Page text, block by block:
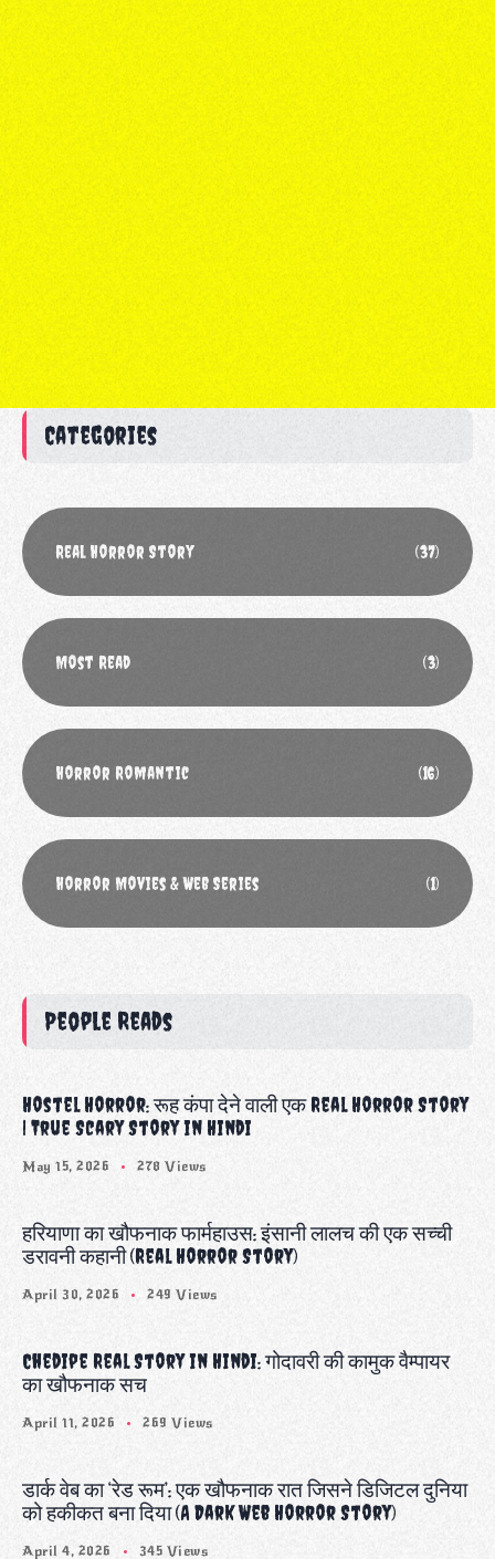
Categories
Real Horror Story (37)
Most Read (3)
Horror Romantic (16)
Horror Movies & Web Series (1)
People Reads
Hostel Horror: रूह कंपा देने वाली एक Real Horror Story
| True Scary Story in Hindi
May 15, 2026 278 Views
हरियाणा का खौफनाक फार्महाउस: इंसानी लालच की एक सच्ची
डरावनी कहानी (Real Horror Story)
April 30, 2026 249 Views
Chedipe Real Story in Hindi: गोदावरी की कामुक वैम्पायर
का खौफनाक सच
April 11, 2026 269 Views
डार्क वेब का ‘रेड रूम’: एक खौफनाक रात जिसने डिजिटल दुनिया
को हकीकत बना दिया (A Dark Web Horror Story)
April 4, 2026 345 Views